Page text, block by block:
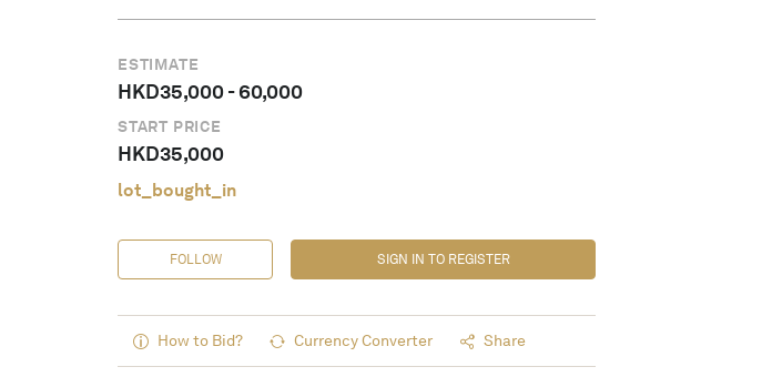
ESTIMATE
HKD35,000-60,000
START PRICE
HKD35,000
lot_bought_in
FOLLOW SIGN IN TO REGISTER
How to Bid? Currency Converter Share